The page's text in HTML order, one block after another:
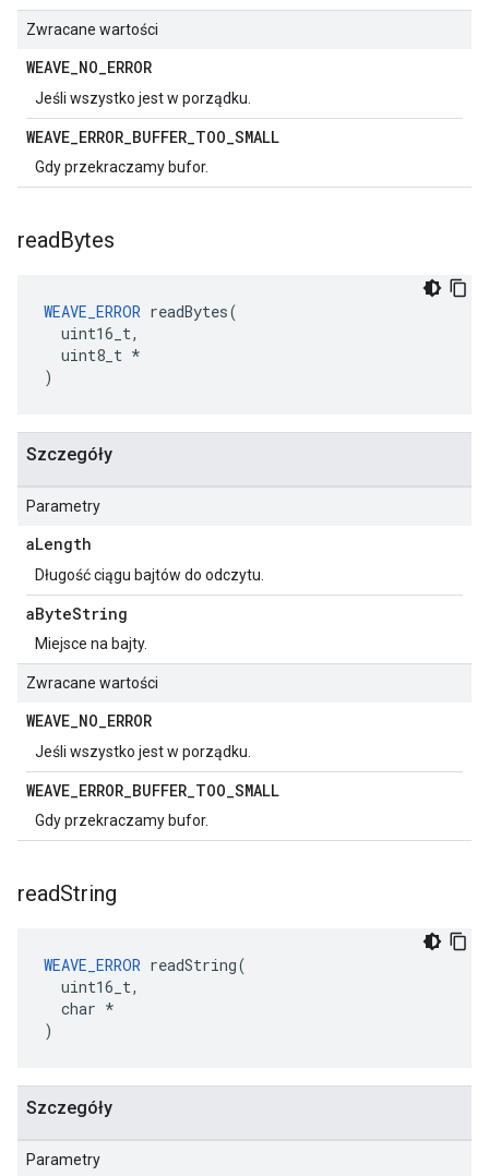
Zwracane wartości
WEAVE_NO_ERROR
Jeśli wszystko jest w porządku.
WEAVE_ERROR_BUFFER_TOO_SMALL
Gdy przekraczamy bufor.
readBytes
WEAVE_ERROR readBytes(
  uint16_t,
  uint8_t *
)
Szczegóły
Parametry
aLength
Długość ciągu bajtów do odczytu.
aByteString
Miejsce na bajty.
Zwracane wartości
WEAVE_NO_ERROR
Jeśli wszystko jest w porządku.
WEAVE_ERROR_BUFFER_TOO_SMALL
Gdy przekraczamy bufor.
readString
WEAVE_ERROR readString(
  uint16_t,
  char *
)
Szczegóły
Parametry